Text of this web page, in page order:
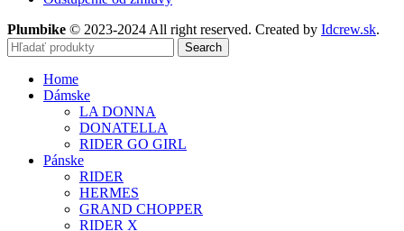
Plumbike © 2023-2024 All right reserved. Created by Idcrew.sk.
Search
Home
Dámske
LA DONNA
DONATELLA
RIDER GO GIRL
Pánske
RIDER
HERMES
GRAND CHOPPER
RIDER X